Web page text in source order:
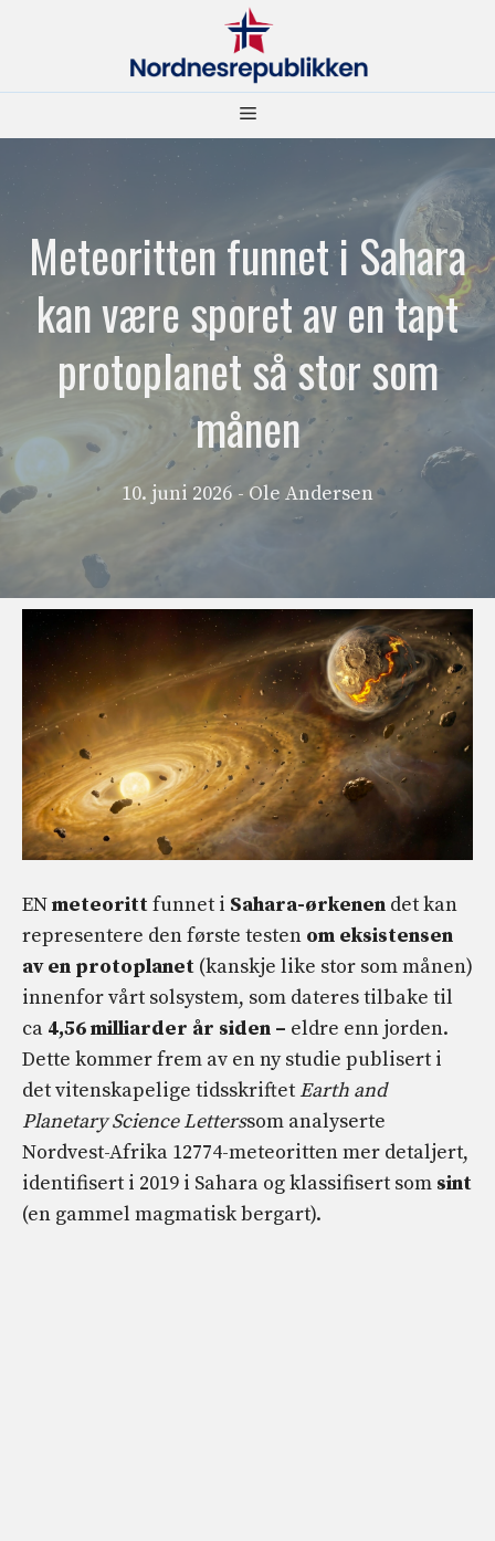
Meny
Meteoritten funnet i Sahara
kan være sporet av en tapt
protoplanet så stor som
månen
10. juni 2026 - Ole Andersen
ENmeteorittfunnet i Sahara-ørkenen det kan
representere den første testen om eksistensen
av en protoplanet (kanskje like stor som månen)
innenfor vårt solsystem, som dateres tilbake til
ca 4,56 milliarder år siden – eldre enn jorden.
Dette kommer frem av en ny studie publisert i
det vitenskapelige tidsskriftet Earth and
Planetary Science Letterssom analyserte
Nordvest-Afrika 12774-meteoritten mer detaljert,
identifisert i 2019 i Sahara og klassifisert som sint
(en gammel magmatisk bergart).